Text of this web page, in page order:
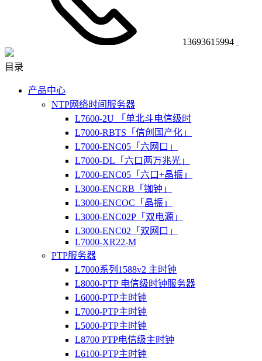
13693615994
目录
产品中心
NTP网络时间服务器
L7600-2U 「单北斗电信级时
L7000-RBTS「信创国产化」
L7000-ENC05「六网口」
L7000-DL「六口两万兆光」
L7000-ENC05「六口+晶振」
L3000-ENCRB「铷钟」
L3000-ENCOC「晶振」
L3000-ENC02P「双电源」
L3000-ENC02「双网口」
L7000-XR22-M
PTP服务器
L7000系列1588v2 主时钟
L8000-PTP 电信级时钟服务器
L6000-PTP主时钟
L7000-PTP主时钟
L5000-PTP主时钟
L8700 PTP电信级主时钟
L6100-PTP主时钟